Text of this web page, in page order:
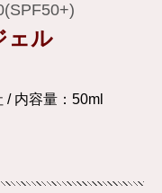
ェル
/ 内容量：50ml